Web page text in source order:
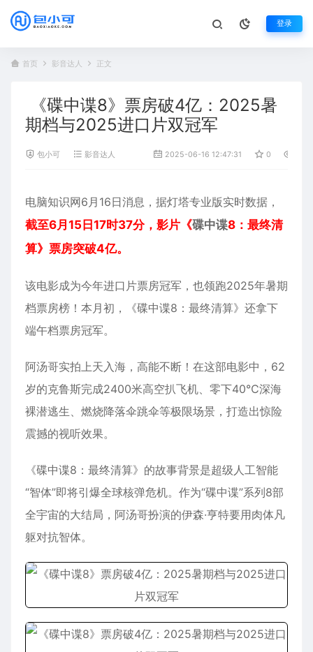
登录
首页 影音达人 正文
《碟中谍8》票房破4亿：2025暑
期档与2025进口片双冠军
包小可 影音达人 2025-06-16 12:47:31 0
电脑知识网6月16日消息，据灯塔专业版实时数据，
截至6月15日17时37分，影片《碟中谍8：最终清
算》票房突破4亿。
该电影成为今年进口片票房冠军，也领跑2025年暑期
档票房榜！本月初，《碟中谍8：最终清算》还拿下
端午档票房冠军。
阿汤哥实拍上天入海，高能不断！在这部电影中，62
岁的克鲁斯完成2400米高空扒飞机、零下40℃深海
裸潜逃生、燃烧降落伞跳伞等极限场景，打造出惊险
震撼的视听效果。
《碟中谍8：最终清算》的故事背景是超级人工智能
“智体”即将引爆全球核弹危机。作为“碟中谍”系列8部
全宇宙的大结局，阿汤哥扮演的伊森·亨特要用肉体凡
躯对抗智体。